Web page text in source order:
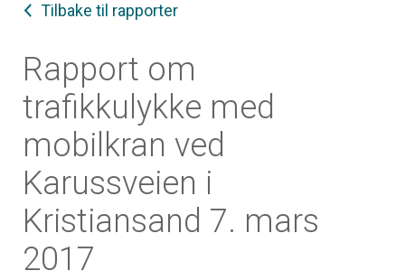
Tilbake til rapporter
Rapport om
trafikkulykke med
mobilkran ved
Karussveien i
Kristiansand 7. mars
2017